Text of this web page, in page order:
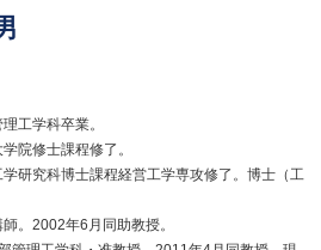
工学科卒業。
院修士課程修了。
研究科博士課程経営工学専攻修了。博士（工
。2002年6月同助教授。